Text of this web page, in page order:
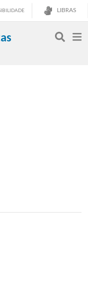
LIBRAS